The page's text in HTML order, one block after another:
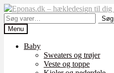
Spring
til
navigation
Spring
til
indhold
Søg
efter:
Søg
Menu
Baby
Sweaters og trøjer
Veste og toppe